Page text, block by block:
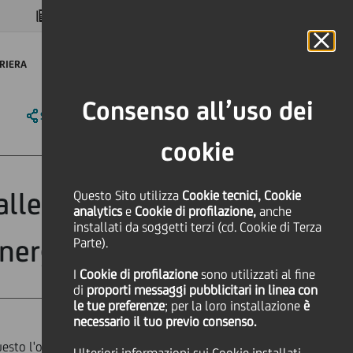
Consenso all’uso dei
cookie
Questo Sito utilizza Cookie tecnici, Cookie
analyticse Cookie di profilazione, anche
installati da soggetti terzi (cd. Cookie di Terza
Parte).
I Cookie di profilazione sono utilizzati al fine
di proporti messaggi pubblicitari in linea con
le tue preferenze; per la loro installazione è
necessario il tuo previo consenso.
SHARE PRINT SEND
imprese per
l'obiettivo dell'accordo